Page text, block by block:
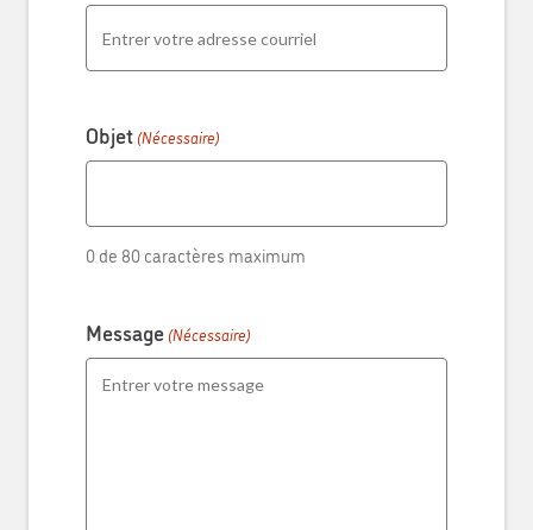
Objet (Nécessaire)
0 de 80 caractères maximum
Message (Nécessaire)